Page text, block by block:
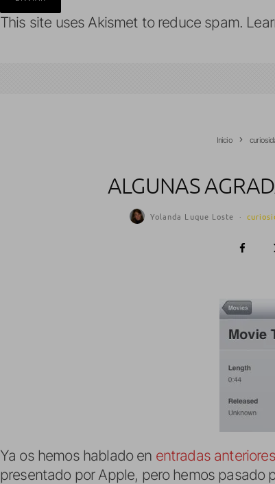
This site uses Akismet to reduce spam.
Inicio
ALGUNAS
Yolanda Luque Loste ·
Ya os hemos hablado en entradas anteriores
presentado por Apple, pero hemos pasado